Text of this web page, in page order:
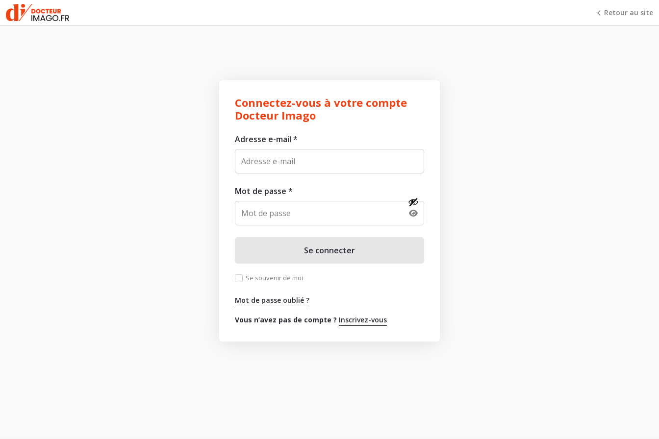
Retour au site
Connectez-vous à votre compte
Docteur Imago
Adresse e-mail *
Mot de passe *
Se connecter
Se souvenir de moi
Mot de passe oublié ?
Vous n’avez pas de compte ? Inscrivez-vous